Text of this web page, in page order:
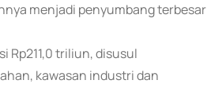
menjadi penyumbang terbesar
triliun, disusul
kawasan industri dan